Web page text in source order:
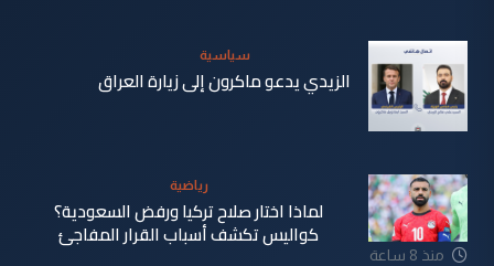
سياسية
الزيدي يدعو ماكرون إلى زيارة العراق
منذ 8 ساعة
رياضية
لماذا اختار صلاح تركيا ورفض السعودية؟
كواليس تكشف أسباب القرار المفاجئ